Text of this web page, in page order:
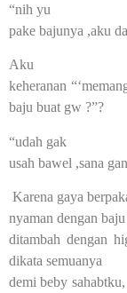
“nih yu
pake bajunya ,aku
Aku
keheranan
baju buat gw ?”?
“udah gak
usah bawel ,sana
Karena gaya
nyaman dengan
ditambah dengan
dikata semuanya
demi beby